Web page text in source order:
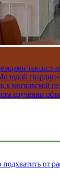
к московской
изучении
от